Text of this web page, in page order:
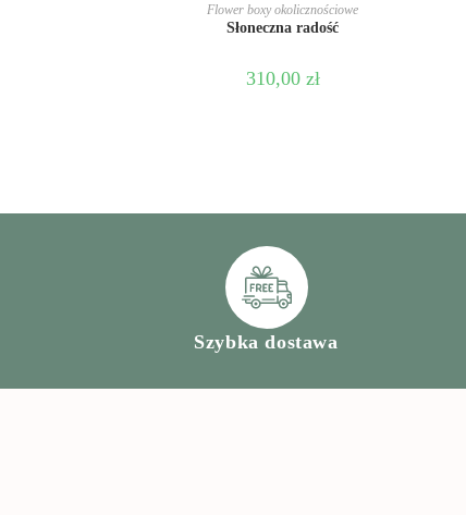
DODAJ DO KOSZYKA
Flower boxy okolicznościowe
Słoneczna radość
310,00 zł
Szybka dostawa